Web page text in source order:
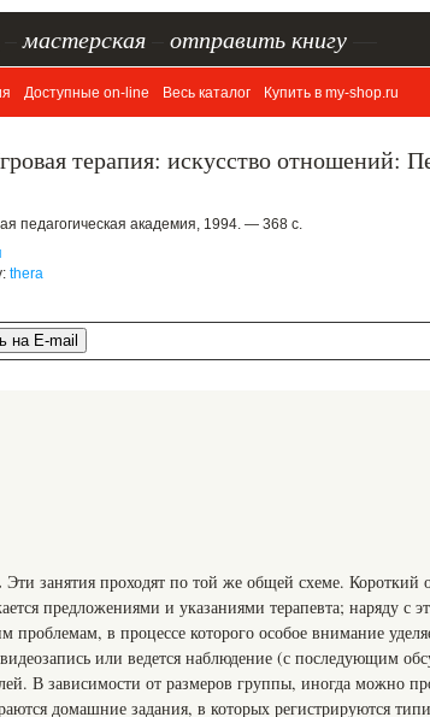
мастерская отправить книгу
Доступные on-line Весь каталог Купить в my-shop.ru
терапия: искусство отношений:
педагогическая академия, 1994. — 368 с.
thera
Эти занятия проходят по той же общей схеме. Короткий
предложениями и указаниями терапевта; наряду с
проблемам, в процессе которого особое внимание
или ведется наблюдение (с последующим
В зависимости от размеров группы, иногда можно
домашние задания, в которых регистрируются